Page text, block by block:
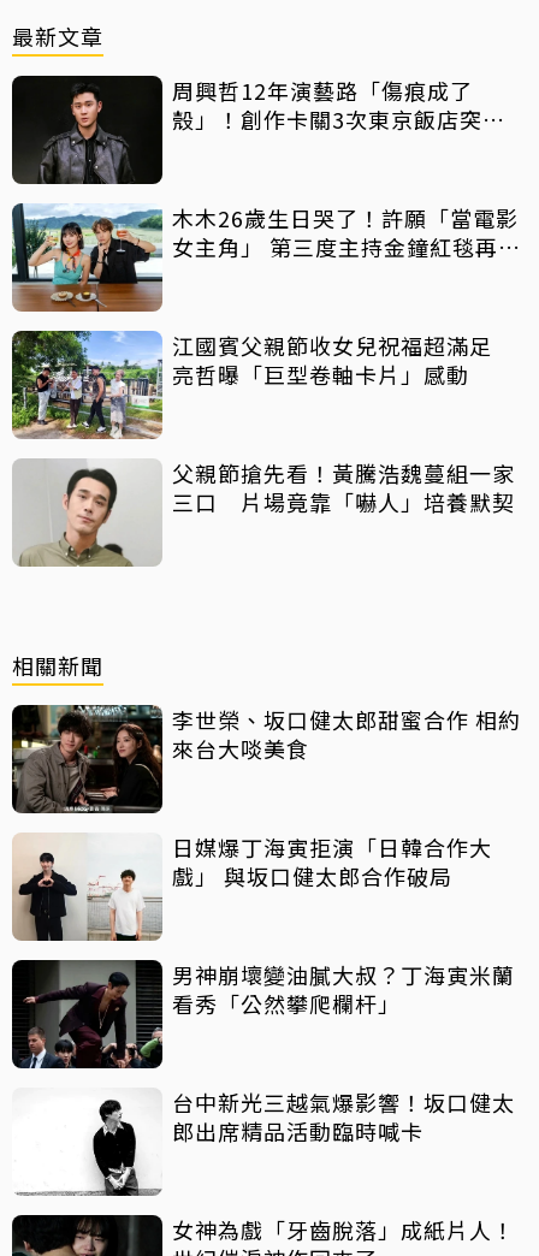
最新文章
周興哲12年演藝路「傷痕成了
殼」！創作卡關3次東京飯店突找
木木26歲生日哭了！許願「當電影
女主角」 第三度主持金鐘紅毯再喊
江國賓父親節收女兒祝福超滿足
亮哲曝「巨型卷軸卡片」感動
父親節搶先看！黃騰浩魏蔓組一家
三口 片場竟靠「嚇人」培養默契
相關新聞
李世榮、坂口健太郎甜蜜合作 相約
來台大啖美食
日媒爆丁海寅拒演「日韓合作大
戲」 與坂口健太郎合作破局
男神崩壞變油膩大叔？丁海寅米蘭
看秀「公然攀爬欄杆」
台中新光三越氣爆影響！坂口健太
郎出席精品活動臨時喊卡
女神為戲「牙齒脫落」成紙片人！